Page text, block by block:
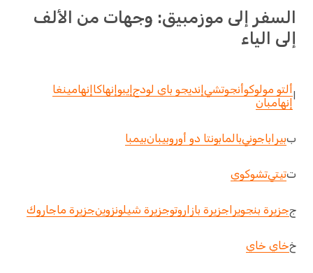
السفر إلى موزمبيق: وجهات من الألف
إلى الياء
ألتو مولوكوأنجوتشيإنديجو باي لودجإيبوإنهاكاإنهامينغا
إنهامبان
ببيراباجونيبالمابونتا دو أوروبيبانبيمبا
تتيتيتشوكوي
ججزيرة بنجويراجزيرة بازاروتوجزيرة شيلونزوينجزيرة ماجاروك
خخاي خاي